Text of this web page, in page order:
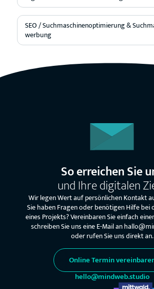
SEO / Such­­maschinen­­optimierung &
werbung
So erreichen Sie
und Ihre digitalen
Wir legen Wert auf persönlichen Kontakt
Sie haben Fragen oder benötigen Hilfe bei
eines Projekts? Vereinbaren Sie einfach
schreiben Sie uns eine E-Mail an
oder rufen Sie uns direkt an.
Online Termin
hello@mindweb.studio